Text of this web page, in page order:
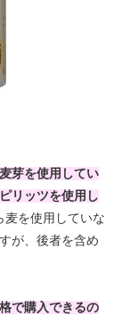
芽を使用してい
リッツを使用し
麦を使用していな
が、後者を含め
で購入できるの